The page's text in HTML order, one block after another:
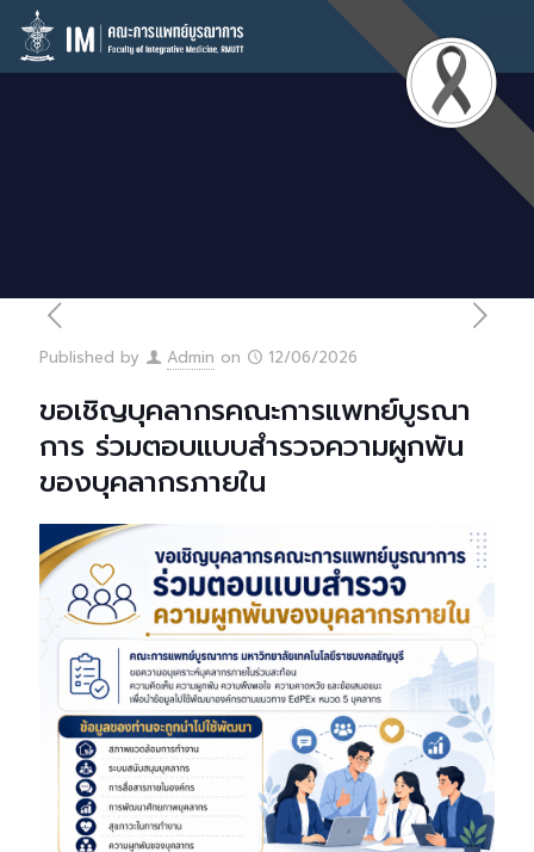
Published by Admin on 12/06/2026
ขอเชิญบุคลากรคณะการแพทย์บูรณา
การ ร่วมตอบแบบสำรวจความผูกพัน
ของบุคลากรภายใน